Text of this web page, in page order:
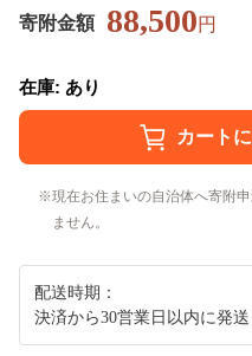
寄附金額 88,500円
在庫: あり
現在お住まいの自治体へ寄附
ません。
配送時期：
決済から30営業日以内に発送